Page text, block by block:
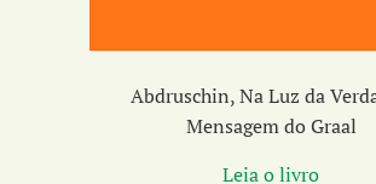
Abdruschin, Na Luz da
Mensagem do Graal
Leia o livro